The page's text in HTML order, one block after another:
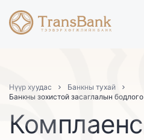
Нүүр хуудас
Банкны тухай
Банкны зохистой засаглалын бодлого
Комплаенс